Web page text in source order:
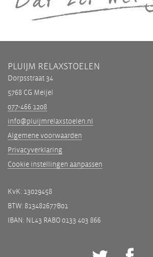
PLUIJM RELAXSTOELEN
Dorpsstraat 34
5768 CG Meijel
077-466 1208
info@pluijmrelaxstoelen.nl
Algemene voorwaarden
Privacyverklaring
Cookie instellingen aanpassen
KvK: 13029458
BTW: 813482677B01
IBAN: NL43 RABO 0133 403 866